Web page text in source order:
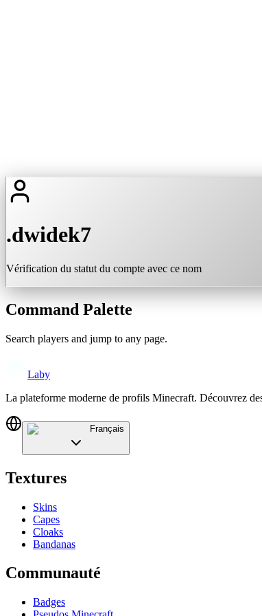
.dwidek7
Vérification du statut du compte avec ce nom
Command Palette
Search players and jump to any page.
Laby
La plateforme moderne de profils Minecraft. Découvrez
Français
Textures
Skins
Capes
Cloaks
Bandanas
Communauté
Badges